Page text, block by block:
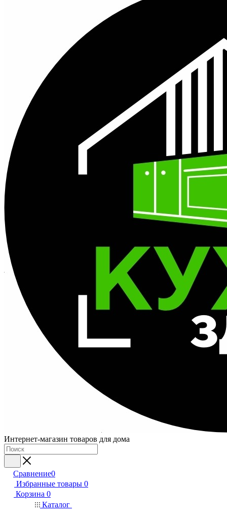
Интернет-магазин товаров для дома
Сравнение0
Избранные товары 0
Корзина 0
Каталог